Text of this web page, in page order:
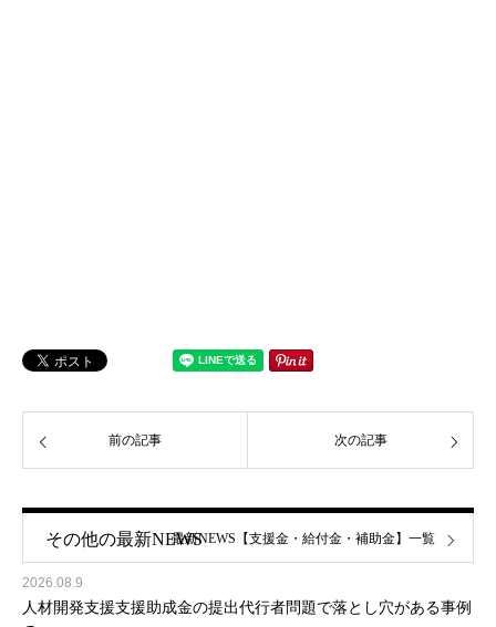
前の記事 次の記事
その他の最新NEWS
2026.08.9
人材開発支援支援助成金の提出代行者問題で落とし穴がある事例
最新NEWS【支援金・給付金・補助金】一覧